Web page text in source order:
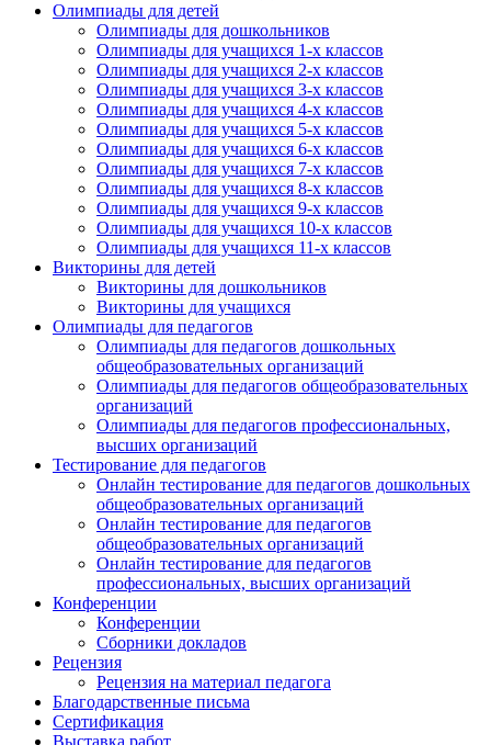
Олимпиады для детей
Олимпиады для дошкольников
Олимпиады для учащихся 1-х классов
Олимпиады для учащихся 2-х классов
Олимпиады для учащихся 3-х классов
Олимпиады для учащихся 4-х классов
Олимпиады для учащихся 5-х классов
Олимпиады для учащихся 6-х классов
Олимпиады для учащихся 7-х классов
Олимпиады для учащихся 8-х классов
Олимпиады для учащихся 9-х классов
Олимпиады для учащихся 10-х классов
Олимпиады для учащихся 11-х классов
Викторины для детей
Викторины для дошкольников
Викторины для учащихся
Олимпиады для педагогов
Олимпиады для педагогов дошкольных
общеобразовательных организаций
Олимпиады для педагогов общеобразовательных
организаций
Олимпиады для педагогов профессиональных,
высших организаций
Тестирование для педагогов
Онлайн тестирование для педагогов дошкольных
общеобразовательных организаций
Онлайн тестирование для педагогов
общеобразовательных организаций
Онлайн тестирование для педагогов
профессиональных, высших организаций
Конференции
Конференции
Сборники докладов
Рецензия
Рецензия на материал педагога
Благодарственные письма
Сертификация
Выставка работ